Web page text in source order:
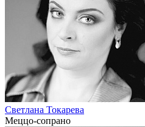
Светлана Токарева
Меццо-сопрано